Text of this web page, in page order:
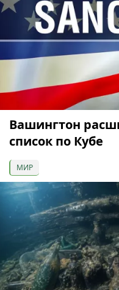
Вашингтон
список по Кубе
МИР